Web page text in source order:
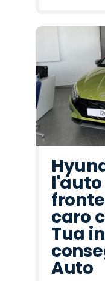
caro
Tua
Auto